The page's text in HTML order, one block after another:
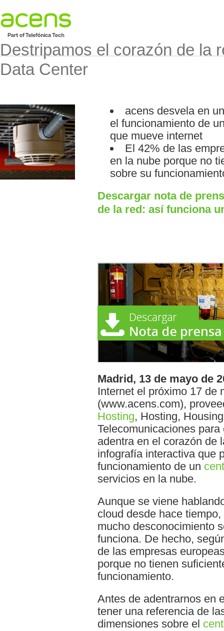
Destripamos el corazón de la
Data Center
acens desvela en
el funcionamiento de
que mueve internet
El 42% de las
en la nube porque no
sobre su
Descargar nota de
de la red: así funciona
Madrid, 13 de mayo de
Internet el próximo 17
(www.acens.com),
Hosting, Hosting,
Telecomunicaciones
adentra en el corazón de
infografía interactiva que
funcionamiento de un
servicios en la nube.
Aunque se viene
cloud desde hace
mucho desconocimiento
funciona. De hecho,
de las empresas
porque no tienen
funcionamiento.
Antes de adentrarnos en
tener una referencia de
dimensiones sobre el